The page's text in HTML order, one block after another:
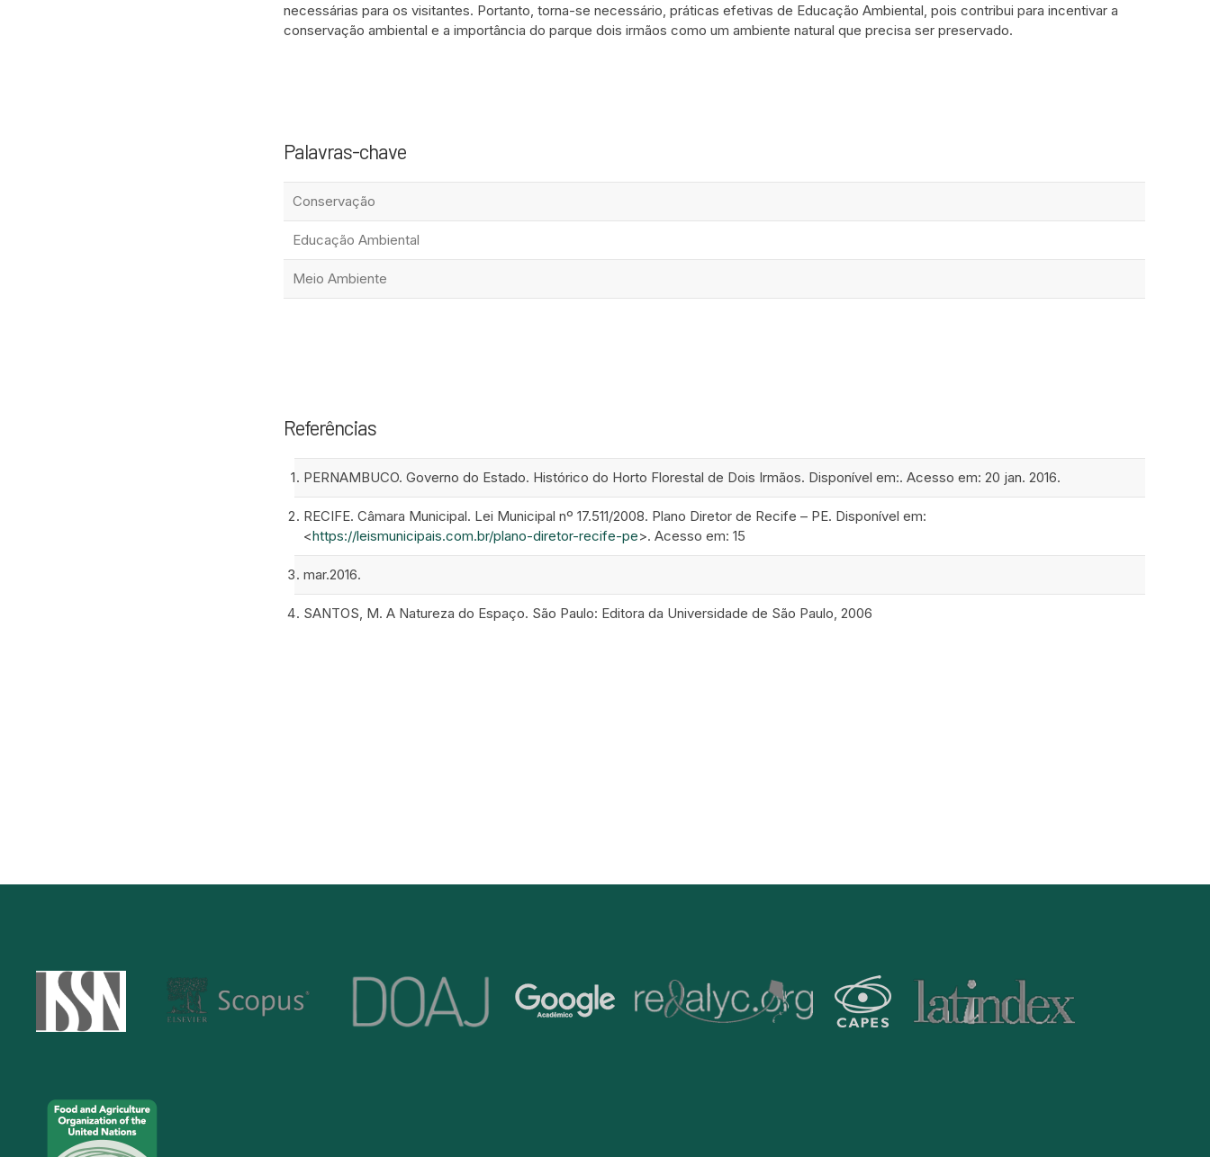
necessárias para os visitantes. Portanto, torna-se necessário, práticas efetivas de Educação Ambiental, pois contribui para incentivar a
conservação ambiental e a importância do parque dois irmãos como um ambiente natural que precisa ser preservado.
Palavras-chave
Conservação
Educação Ambiental
Meio Ambiente
Referências
PERNAMBUCO. Governo do Estado. Histórico do Horto Florestal de Dois Irmãos. Disponível em:. Acesso em: 20 jan. 2016.
RECIFE. Câmara Municipal. Lei Municipal nº 17.511/2008. Plano Diretor de Recife – PE. Disponível em:
<https://leismunicipais.com.br/plano-diretor-recife-pe>. Acesso em: 15
mar.2016.
SANTOS, M. A Natureza do Espaço. São Paulo: Editora da Universidade de São Paulo, 2006